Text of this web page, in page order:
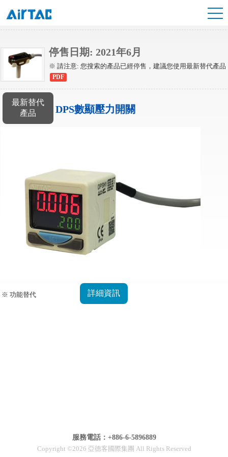
DPC系列
停售日期: 2021年6月
※ 請注意: 您搜索的產品已經停售，建議您使用最新替代產品
PDF
最新替代
產品
DPS數顯壓力開關
※ 功能替代 詳細資訊
服務電話：+886-6-5896889
Copyright ©2026 亞德客國際集團 All Rights Reserved